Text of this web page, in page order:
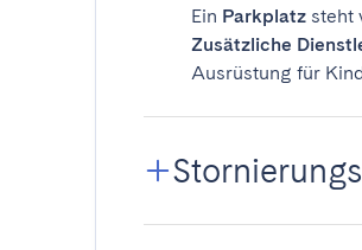
Ein Parkplatz steht
Zusätzliche
Ausrüstung für